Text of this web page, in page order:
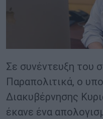
Σε συνέντευξη του
Παραπολιτικά, ο
Διακυβέρνησης
έκανε ένα